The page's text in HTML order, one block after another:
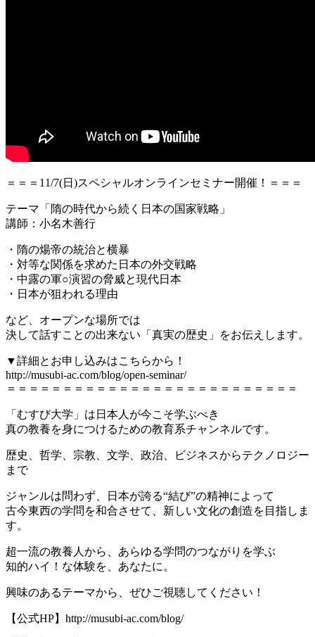
＝＝＝11/7(日)スペシャルオンラインセミナー開催！＝＝＝
テーマ「隋の時代から続く日本の国家戦略」
講師：小名木善行
・隋の煬帝の統治と横暴
・対等な関係を求めた日本の外交戦略
・中露の軍○演習の脅威と現代日本
・日本が狙われる理由
など、オープンな場所では
決して話すことの出来ない「真実の歴史」をお伝えします。
▼詳細とお申し込みはこちらから！
http://musubi-ac.com/blog/open-seminar/
＝＝＝＝＝＝＝＝＝＝＝＝＝＝＝＝＝＝＝＝＝＝＝＝＝＝
「むすび大学」は日本人が今こそ学ぶべき
真の教養を身につけるための教育系チャンネルです。
歴史、哲学、宗教、文学、政治、ビジネスからテクノロジー
まで
ジャンルは問わず、日本が誇る“結び”の精神によって
古今東西の学問を和合させて、新しい文化の創造を目指しま
す。
超一流の教養人から、あらゆる学問のつながりを学ぶ
知的ハイ！な体験を、あなたに。
興味のあるテーマから、ぜひご視聴してください！
【公式HP】http://musubi-ac.com/blog/